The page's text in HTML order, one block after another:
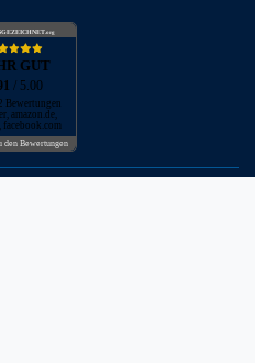
.org
GUT
/ 5.00
Bewertungen
amazon.de,
facebook.com
den Bewertungen